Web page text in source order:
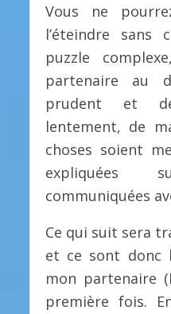
Vous ne
l’éteindre sans
puzzle
partenaire au
prudent et
lentement, de
choses soient
expliquées
communiquées
Ce qui suit sera
et ce sont donc
mon partenaire
première fois.